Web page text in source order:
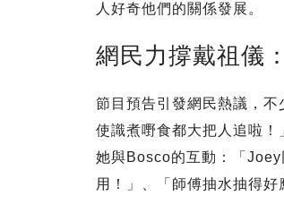
人好奇他們的關係發展。
網民力撐戴祖儀
節目預告引發網民熱議，
使識煮嘢食都大把人追啦
她與Bosco的互動：「
用！」、「師傅抽水抽得好